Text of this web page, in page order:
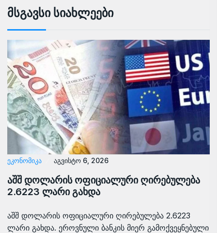
Მსგავსი Სიახლეები
ᲔᲙᲝᲜᲝᲛᲘᲙᲐ აგვისტო 6, 2026
აშშ დოლარის ოფიციალური ღირებულება
2.6223 ლარი გახდა
აშშ დოლარის ოფიციალური ღირებულება 2.6223
ლარი გახდა. ეროვნული ბანკის მიერ გამოქვეყნებული